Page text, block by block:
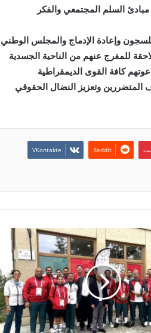
السلم المجتمعي والفكر
وإعادة الإدماج والمجلس الوطني
للمفرج عنهم من الناحية الجسدية
كافة القوى الديمقراطية
المتضررين وتعزيز النضال الحقوقي